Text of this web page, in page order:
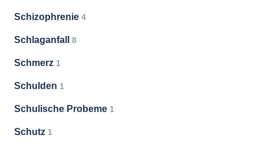
Schizophrenie 4
Schlaganfall 8
Schmerz 1
Schulden 1
Schulische Probeme 1
Schutz 1